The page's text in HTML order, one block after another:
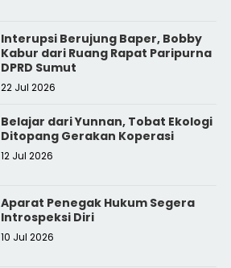
Interupsi Berujung Baper, Bobby
Kabur dari Ruang Rapat Paripurna
DPRD Sumut
22 Jul 2026
Belajar dari Yunnan, Tobat Ekologi
Ditopang Gerakan Koperasi
12 Jul 2026
Aparat Penegak Hukum Segera
Introspeksi Diri
10 Jul 2026